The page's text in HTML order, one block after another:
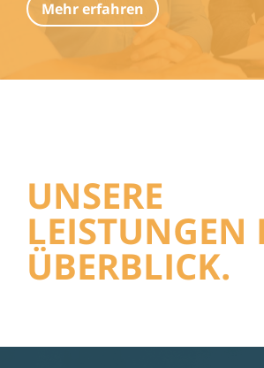
Mehr erfahren
UNSERE
LEISTUNGEN
ÜBERBLICK.